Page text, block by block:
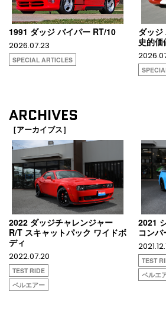
1991 ダッジ バイパー RT/10
2026.07.23
SPECIAL ARTICLES
ダッジ
史的価
ARCHIVES
［アーカイブス］
2022 ダッジチャレンジャー
R/T スキャットパック ワイドボ
ディ
2022.07.20
TEST RIDE
ベルエアー
2021
コン
TEST
ベルエ